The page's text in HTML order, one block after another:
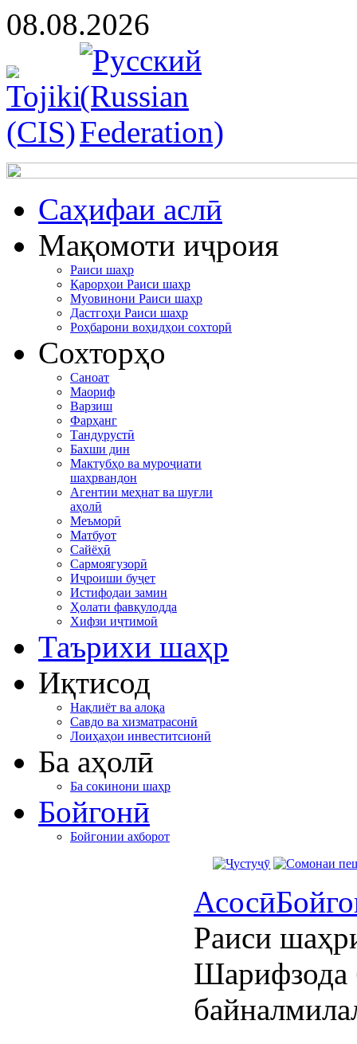
08.08.2026
Cаҳифаи аслӣ
Мақомоти иҷроия
Раиси шаҳр
Қарорҳои Раиси шаҳр
Муовинони Раиси шаҳр
Дастгоҳи Раиси шаҳр
Роҳбарони воҳидҳои сохторӣ
Сохторҳо
Саноат
Маориф
Варзиш
Фарҳанг
Тандурустӣ
Бахши дин
Мактубҳо ва муроҷиати
шаҳрвандон
Агентии меҳнат ва шуғли
аҳолӣ
Меъморӣ
Матбуот
Сайёҳӣ
Сармоягузорӣ
Иҷроиши буҷет
Истифодаи замин
Ҳолати фавқулодда
Хифзи иҷтимоӣ
Таърихи шаҳр
Иқтисод
Нақлиёт ва алоқа
Савдо ва хизматрасонӣ
Лоиҳаҳои инвеститсионӣ
Ба аҳолӣ
Ба сокинони шаҳр
Бойгонӣ
Бойгонии ахборот
Асосӣ
Раиси
Шарифзода